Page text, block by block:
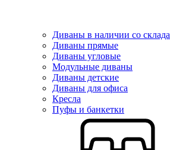
Диваны в наличии со склада
Диваны прямые
Диваны угловые
Модульные диваны
Диваны детские
Диваны для офиса
Кресла
Пуфы и банкетки